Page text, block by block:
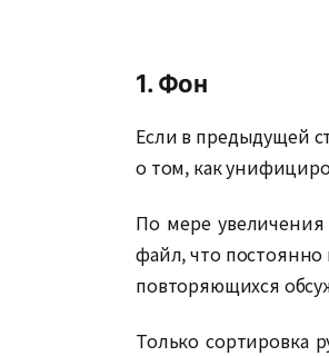
1. Фон
Если в предыдущей
о том, как
По мере увеличения
файл, что постоянно
повторяющихся
Только сортировка